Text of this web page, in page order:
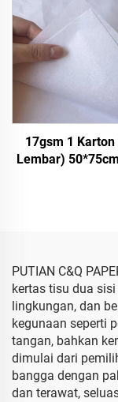
17gsm 1
Lembar)
PUTIAN C&Q
kertas tisu dua
lingkungan, dan
kegunaan seperti
tangan, bahkan
dimulai dari
bangga dengan
dan terawat,